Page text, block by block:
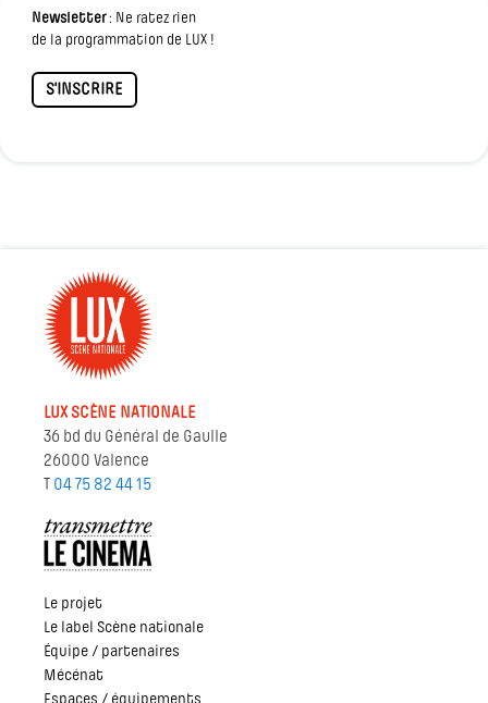
Newsletter: Ne ratez rien
de la programmation de LUX !
S'INSCRIRE
LUX SCÈNE NATIONALE
36 bd du Général de Gaulle
26000 Valence
T 04 75 82 44 15
Le projet
Le label Scène nationale
Équipe / partenaires
Mécénat